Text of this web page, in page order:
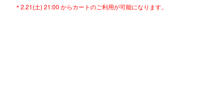
＊2.21(土) 21:00 からカートのご利用が可能になります。